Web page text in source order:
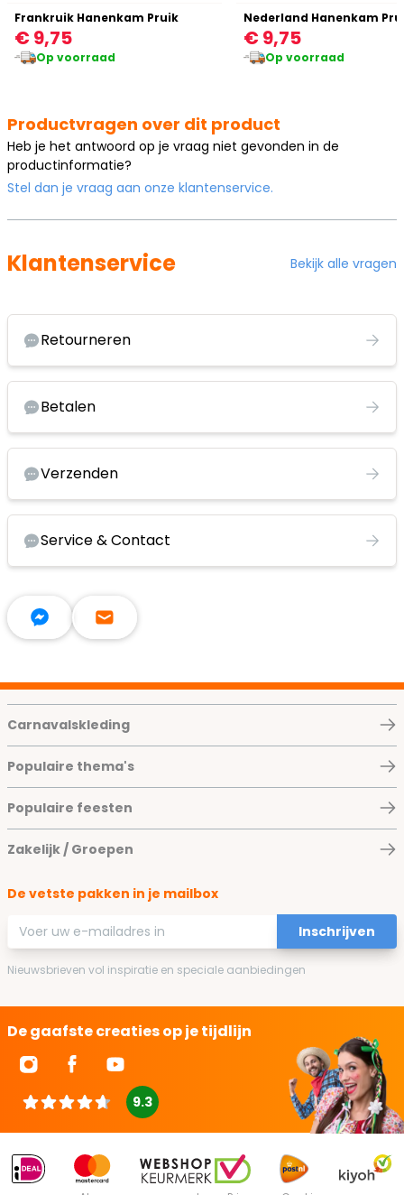
Frankruik Hanenkam Pruik
€ 9,75
Op voorraad
Nederland Hanenkam
€ 9,75
Op voorraad
Productvragen over dit product
Heb je het antwoord op je vraag niet gevonden in de
productinformatie?
Stel dan je vraag aan onze klantenservice.
Klantenservice Bekijk alle vragen
Retourneren
Betalen
Verzenden
Service & Contact
Carnavalskleding
Populaire thema's
Populaire feesten
Zakelijk / Groepen
De vetste pakken in je mailbox
E-mailadres
Inschrijven
Nieuwsbrieven vol inspiratie en speciale aanbiedingen
De gaafste creaties op je tijdlijn
9.3